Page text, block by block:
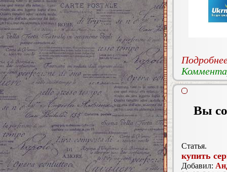
Вы
Статья.
купить
Добавил: